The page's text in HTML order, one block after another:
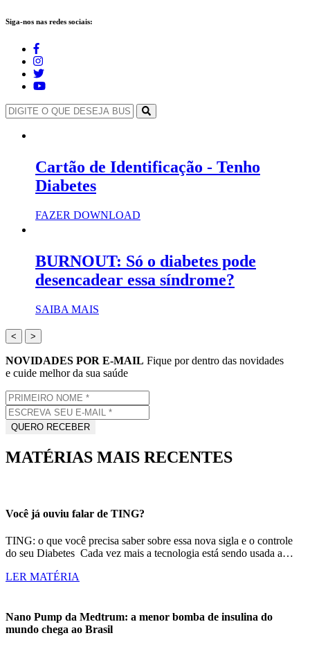
Siga-nos nas redes sociais:
Cartão de Identificação - Tenho
Diabetes
FAZER DOWNLOAD
BURNOUT: Só o diabetes pode
desencadear essa síndrome?
SAIBA MAIS
< >
NOVIDADES POR E-MAIL Fique por dentro das novidades
e cuide melhor da sua saúde
MATÉRIAS MAIS RECENTES
Você já ouviu falar de TING?
TING: o que você precisa saber sobre essa nova sigla e o controle
do seu Diabetes Cada vez mais a tecnologia está sendo usada a…
LER MATÉRIA
Nano Pump da Medtrum: a menor bomba de insulina do
mundo chega ao Brasil